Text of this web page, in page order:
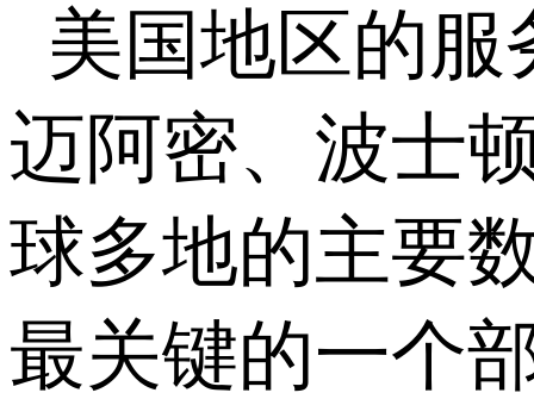
美国地区的
迈阿密、波士
球多地的主要
最关键的一个